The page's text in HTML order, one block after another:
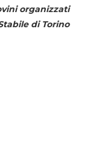
organizzati
di Torino